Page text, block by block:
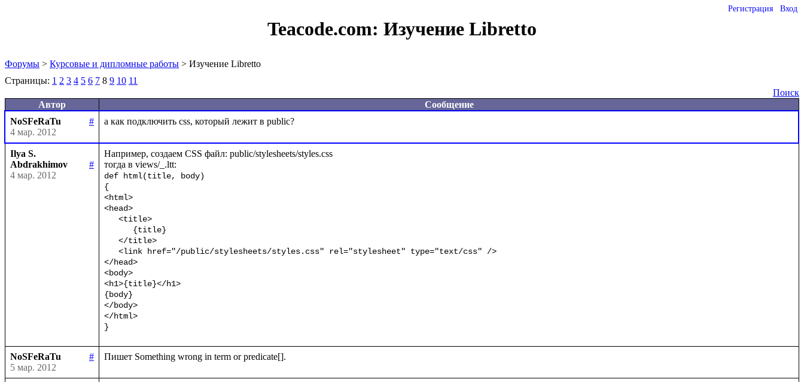
Регистрация Вход
Teacode.com: Изучение Libretto
Форумы > Курсовые и дипломные работы > Изучение Libretto
Страницы: 1 2 3 4 5 6 7 8 9 10 11
Поиск
Автор
Сообщение
NoSFeRaTu
#
4 мар. 2012
Ilya S.
Abdrakhimov
#
4 мар. 2012
Например, создаем CSS файл: public/stylesheets/styles.css
def html(title, body)
{
<html>
<head>
</head>
<body>
<h1>{title}</h1>
{body}
</body>
</html>
}
NoSFeRaTu
#
5 мар. 2012